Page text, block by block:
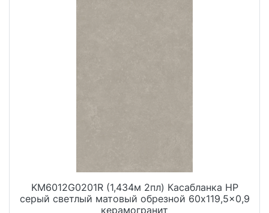
KM6012G0201R (1,434м 2пл) Касабланка HP
серый светлый матовый обрезной 60x119,5x0,9
керамогранит